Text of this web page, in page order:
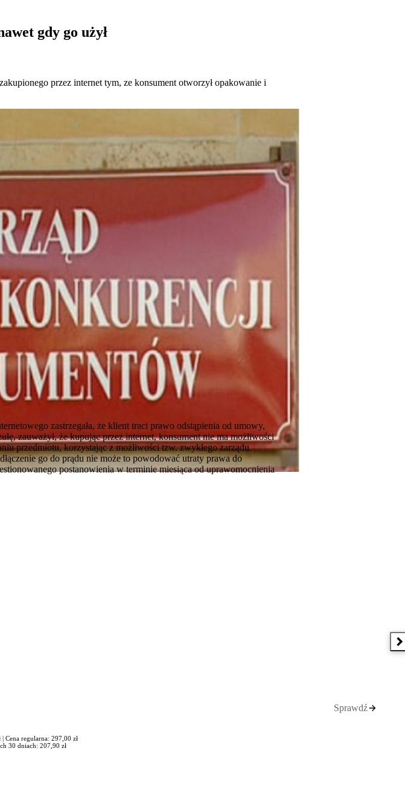
gdy go użył
przez internet tym, ze konsument otworzył opakowanie i
zastrzegała, że klient traci prawo odstąpienia od umowy,
zauważył, że kupując przez internet, konsument nie ma możliwości
przedmiotu, korzystając z możliwości tzw. zwykłego zarządu.
go do prądu nie może to powodować utraty prawa do
postanowienia w terminie miesiąca od uprawomocnienia
Sprawdź
| Cena regularna: 297,00 zł
30 dniach: 207,90 zł